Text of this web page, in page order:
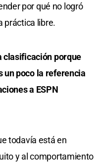
por qué no logró
práctica libre.
clasificación porque
un poco la referencia
a ESPN
todavía está en
y al comportamiento